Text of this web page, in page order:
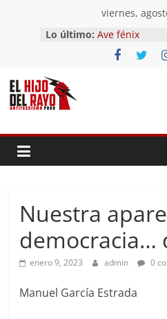
contenido
viernes,
Lo último:
El segundo
Pandemonium)
Ave fénix
¿Dios no
Nuestra
democracia…
enero 9, 2023 admin 0
Manuel García Estrada